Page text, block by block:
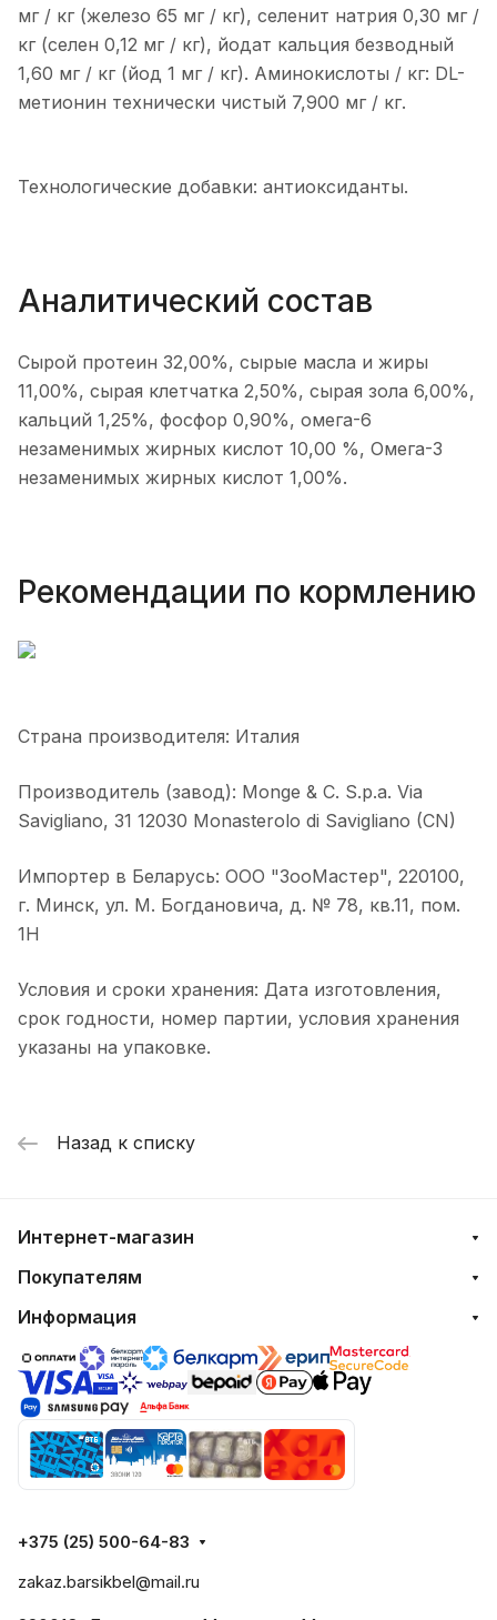
мг / кг (железо 65 мг / кг), селенит натрия 0,30 мг /
кг (селен 0,12 мг / кг), йодат кальция безводный
1,60 мг / кг (йод 1 мг / кг). Аминокислоты / кг: DL-
метионин технически чистый 7,900 мг / кг.
Технологические добавки: антиоксиданты.
Аналитический состав
Сырой протеин 32,00%, сырые масла и жиры
11,00%, сырая клетчатка 2,50%, сырая зола 6,00%,
кальций 1,25%, фосфор 0,90%, омега-6
незаменимых жирных кислот 10,00 %, Омега-3
незаменимых жирных кислот 1,00%.
Рекомендации по кормлению
Страна производителя: Италия
Производитель (завод): Monge & C. S.p.a. Via
Savigliano, 31 12030 Monasterolo di Savigliano (CN)
Импортер в Беларусь: ООО "ЗооМастер", 220100,
г. Минск, ул. М. Богдановича, д. № 78, кв.11, пом.
1Н
Условия и сроки хранения: Дата изготовления,
срок годности, номер партии, условия хранения
указаны на упаковке.
Назад к списку
Интернет-магазин
Покупателям
Информация
+375 (25) 500-64-83
zakaz.barsikbel@mail.ru